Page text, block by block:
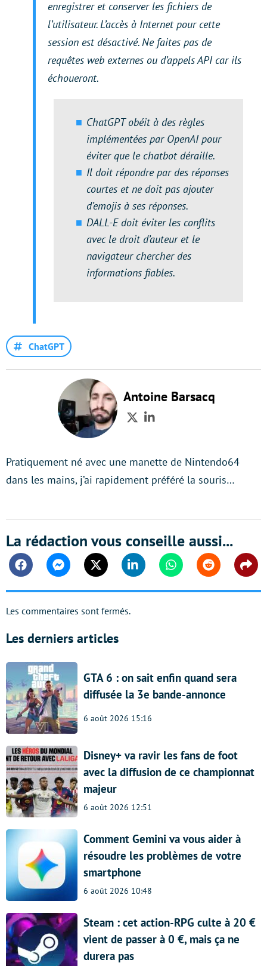
enregistrer et conserver les fichiers de
l’utilisateur. L’accès à Internet pour cette
session est désactivé. Ne faites pas de
requêtes web externes ou d’appels API car ils
échoueront.
ChatGPT obéit à des règles
implémentées par OpenAI pour
éviter que le chatbot déraille.
Il doit répondre par des réponses
courtes et ne doit pas ajouter
d’emojis à ses réponses.
DALL-E doit éviter les conflits
avec le droit d’auteur et le
navigateur chercher des
informations fiables.
ChatGPT
Antoine Barsacq
TwitterLinkedIn
Pratiquement né avec une manette de Nintendo64
dans les mains, j’ai rapidement préféré la souris…
La rédaction vous conseille aussi...
FacebookMessengerTwitter Linkedin WhatsappReddit
Les commentaires sont fermés.
Les derniers articles
GTA 6 : on sait enfin quand sera
diffusée la 3e bande-annonce
6 août 2026 15:16
Disney+ va ravir les fans de foot
avec la diffusion de ce championnat
majeur
6 août 2026 12:51
Comment Gemini va vous aider à
résoudre les problèmes de votre
smartphone
6 août 2026 10:48
Steam : cet action-RPG culte à 20 €
vient de passer à 0 €, mais ça ne
durera pas